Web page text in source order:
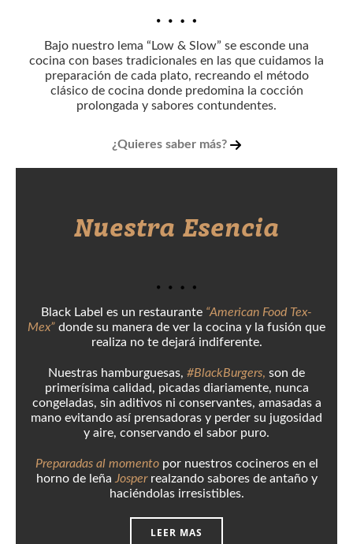
Bajo nuestro lema “Low & Slow” se esconde una
cocina con bases tradicionales en las que cuidamos la
preparación de cada plato, recreando el método
clásico de cocina donde predomina la cocción
prolongada y sabores contundentes.
¿Quieres saber más?
Nuestra Esencia
Black Label es un restaurante “American Food Tex-
Mex” donde su manera de ver la cocina y la fusión que
realiza no te dejará indiferente.
Nuestras hamburguesas, #BlackBurgers, son de
primerísima calidad, picadas diariamente, nunca
congeladas, sin aditivos ni conservantes, amasadas a
mano evitando así prensadoras y perder su jugosidad
y aire, conservando el sabor puro.
Preparadas al momento por nuestros cocineros en el
horno de leña Josper realzando sabores de antaño y
haciéndolas irresistibles.
LEER MAS